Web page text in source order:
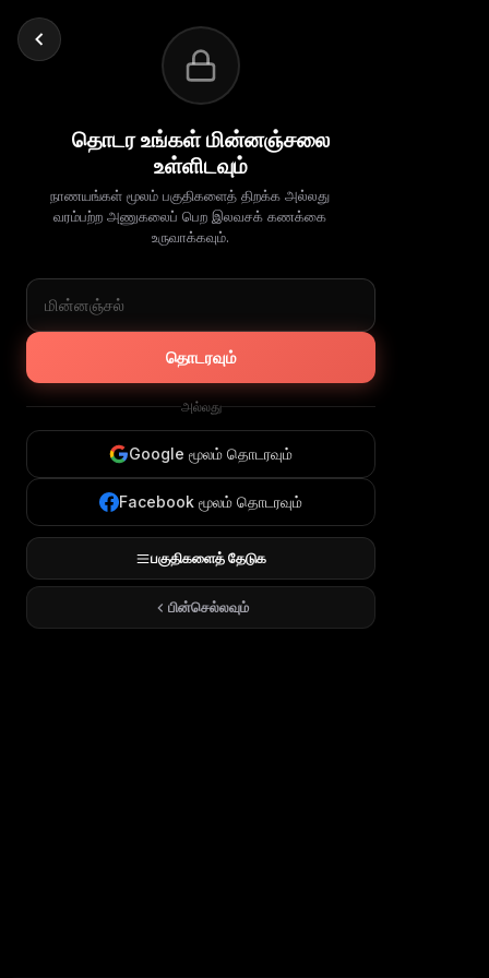
தொடர உங்கள் மின்னஞ்சலை
உள்ளிடவும்
நாணயங்கள் மூலம் பகுதிகளைத் திறக்க அல்லது
வரம்பற்ற அணுகலைப் பெற இலவசக் கணக்கை
உருவாக்கவும்.
தொடரவும்
அல்லது
Google மூலம் தொடரவும்
Facebook மூலம் தொடரவும்
பகுதிகளைத் தேடுக
பின்செல்லவும்